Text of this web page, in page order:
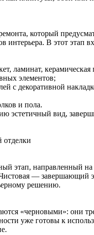
который
интерьера. В этот этап
ламинат, керамическая
элементов;
с декоративной
и пола.
эстетичный вид,
отделки
этап, направленный
— завершающий
решению.
«черновыми»: они
уже готовы к